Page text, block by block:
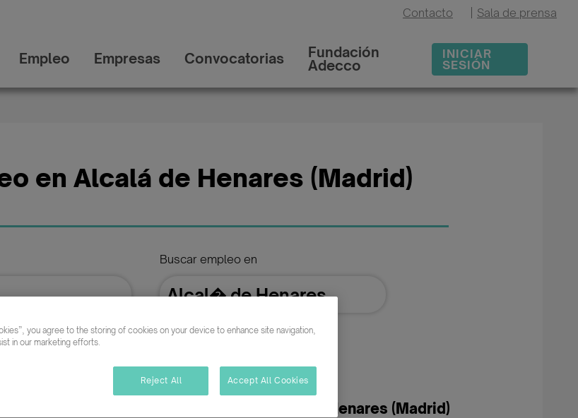
Contacto Sala de prensa
Empleo Empresas Convocatorias Fundación
Adecco
INICIAR
SESIÓN
en Alcalá de Henares (Madrid)
Buscar empleo en
Buscar empleo
discapacidad o vulnerables en Alcal� de Henares (Madrid)
you agree to the storing of cookies on your device to enhance site navigation,
in our marketing efforts.
Reject All Accept All Cookies